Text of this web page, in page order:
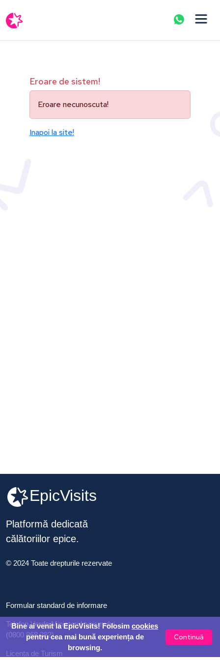
Eroare de sistem!
Eroare necunoscuta!
Inapoi la site!
EpicVisits
Platformă dedicată
călătoriilor epice.
© 2024 Toate drepturile rezervate
Formular standard de informare
Telefon Verde Ministerul turismului
(0800 868 282)
Licența de Turism
Bine ai venit la EpicVisits! Folosim cookies
pentru cea mai bună experiența de
browsing.
Continuă